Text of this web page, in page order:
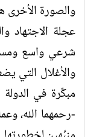
والصورة الأخرى
عجلة الاجتهاد
شرعي واسع
والأغلال التي
مبكِّرة في الدولة
-رحمهما الله،